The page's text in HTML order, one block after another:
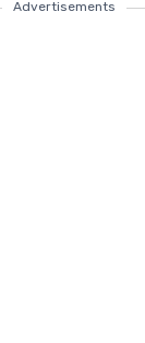
Advertisements